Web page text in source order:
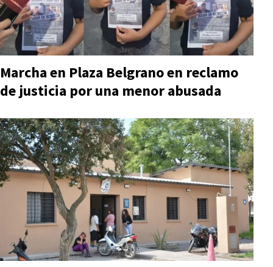
Marcha en Plaza Belgrano en reclamo
de justicia por una menor abusada